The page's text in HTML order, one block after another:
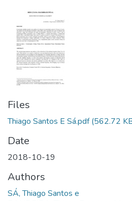
Files
Thiago Santos E Sá.pdf(562.72
Date
2018-10-19
Authors
SÁ, Thiago Santos e